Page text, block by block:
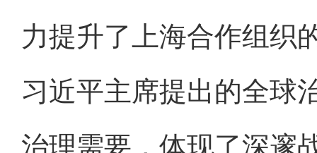
力提升了上海合作组织
习近平主席提出的全球
治理需要，体现了深邃